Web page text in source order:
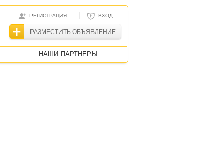
РЕГИСТРАЦИЯ | ВХОД
РАЗМЕСТИТЬ ОБЪЯВЛЕНИЕ
НАШИ ПАРТНЕРЫ